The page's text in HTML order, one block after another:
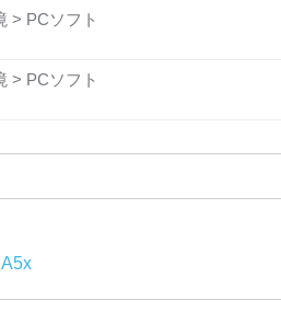
> PCソフト
> PCソフト